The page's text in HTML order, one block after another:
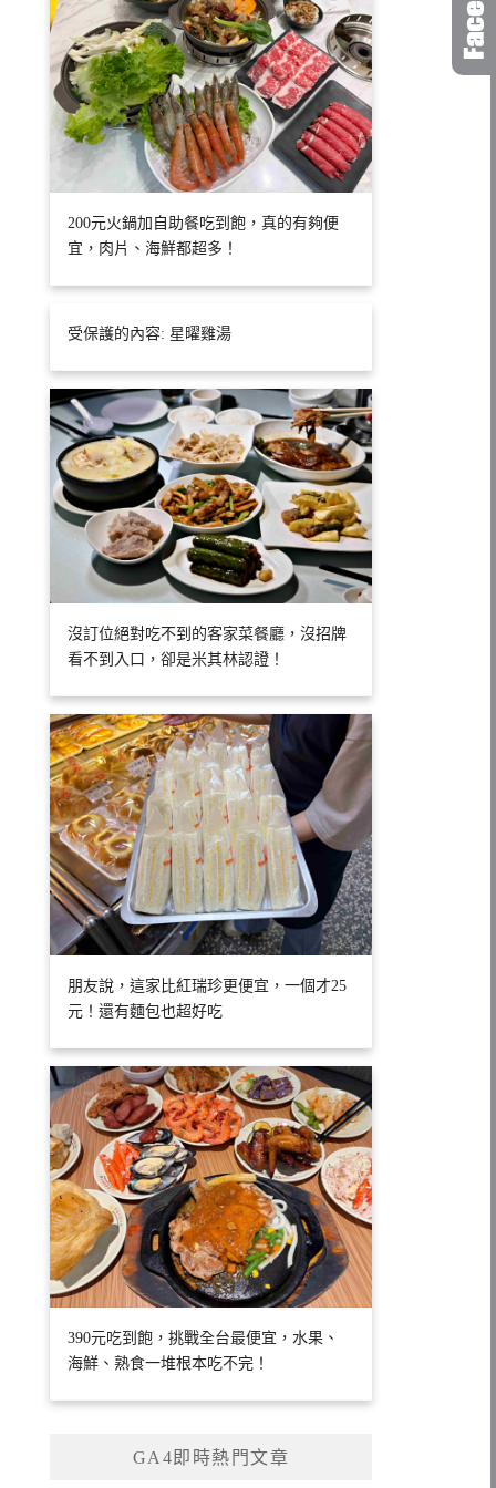
200元火鍋加自助餐吃到飽，真的有夠便
宜，肉片、海鮮都超多！
受保護的內容: 星曜雞湯
沒訂位絕對吃不到的客家菜餐廳，沒招牌
看不到入口，卻是米其林認證！
朋友說，這家比紅瑞珍更便宜，一個才25
元！還有麵包也超好吃
390元吃到飽，挑戰全台最便宜，水果、
海鮮、熟食一堆根本吃不完！
GA4即時熱門文章